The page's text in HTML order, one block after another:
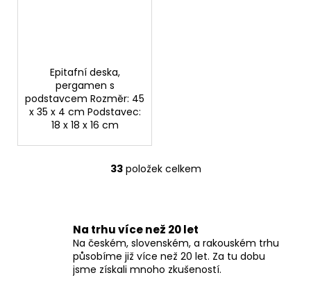
Epitafní deska,
pergamen s
podstavcem Rozměr: 45
x 35 x 4 cm Podstavec:
18 x 18 x 16 cm
O
á
d
a
c
33položek celkem
Na trhu více než 20 let
Na českém, slovenském, a rakouském trhu
působíme již více než 20 let. Za tu dobu
jsme získali mnoho zkušeností.